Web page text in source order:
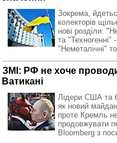
Зокрема,
колекторів
нові розділи:
та "Техногенні"
"Неметалічні"
ЗМІ: РФ не хоче
Ватикані
Лідери США та
як новий
проте Кремль
продовжувати
Bloomberg з